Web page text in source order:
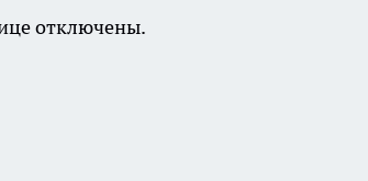
отключены.